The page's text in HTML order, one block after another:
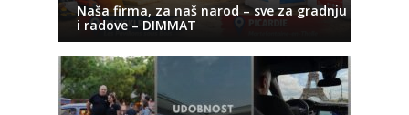
Naša firma, za naš narod – sve za gradnju
i radove – DIMMAT